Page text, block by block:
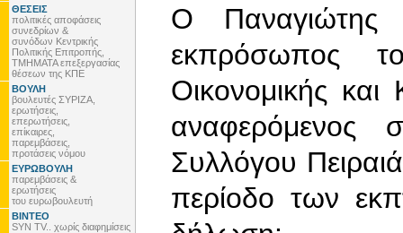
ΘΕΣΕΙΣ
πολιτικές αποφάσεις
συνεδρίων &
συνόδων Κεντρικής
Πολιτικής Επιτροπής,
ΤΜΗΜΑΤΑ επεξεργασίας
θέσεων της ΚΠΕ
ΒΟΥΛΗ
βουλευτές ΣΥΡΙΖΑ,
ερωτήσεις,
επερωτήσεις,
επίκαιρες,
παρεμβάσεις,
προτάσεις νόμου
ΕΥΡΩΒΟΥΛΗ
παρεμβάσεις &
ερωτήσεις
του ευρωβουλευτή
ΒΙΝΤΕΟ
SYN TV.. χωρίς διαφημίσεις
Ο Παναγιώτης
εκπρόσωπος
Οικονομικής
αναφερόμενος
Συλλόγου
περίοδο των